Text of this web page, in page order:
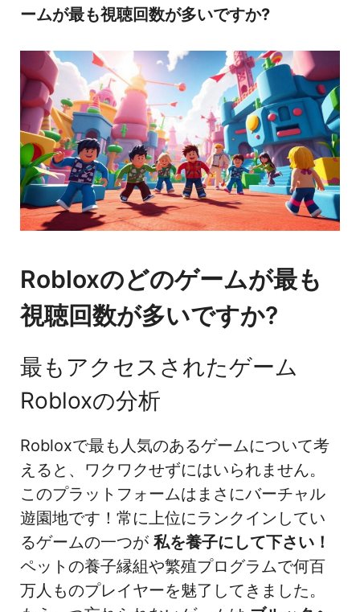
ームが最も視聴回数が多いですか?
Robloxのどのゲームが最も
視聴回数が多いですか?
最もアクセスされたゲーム
Robloxの分析
Robloxで最も人気のあるゲームについて考
えると、ワクワクせずにはいられません。
このプラットフォームはまさにバーチャル
遊園地です！常に上位にランクインしてい
るゲームの一つが 私を養子にして下さい！
ペットの養子縁組や繁殖プログラムで何百
万人ものプレイヤーを魅了してきました。